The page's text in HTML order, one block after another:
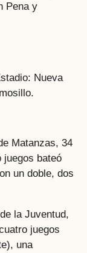
Pena y
Nueva
Matanzas, 34
juegos bateó
un doble, dos
la Juventud,
juegos
una